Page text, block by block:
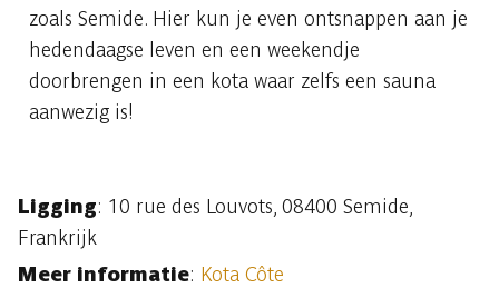
zoals Semide. Hier kun je even ontsnappen aan je
hedendaagse leven en een weekendje
doorbrengen in een kota waar zelfs een sauna
aanwezig is!
Ligging: 10 rue des Louvots, 08400 Semide,
Frankrijk
Meer informatie: Kota Côte